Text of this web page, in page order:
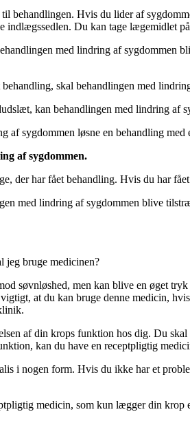
Hvis du lider af
Du kan tage lægemidlet
med lindring af sygdommen
skal behandlingen med
kan behandlingen med lindring af
sygdommen løsne en behandling med
af sygdommen.
der har fået behandling. Hvis du har
med lindring af sygdommen blive
bruge medicinen?
søvnløshed, men kan blive en øget
at du kan bruge denne medicin,
af din krops funktion hos dig. Du
kan du have en receptpligtig
i nogen form. Hvis du ikke har et
medicin, som kun lægger din krop